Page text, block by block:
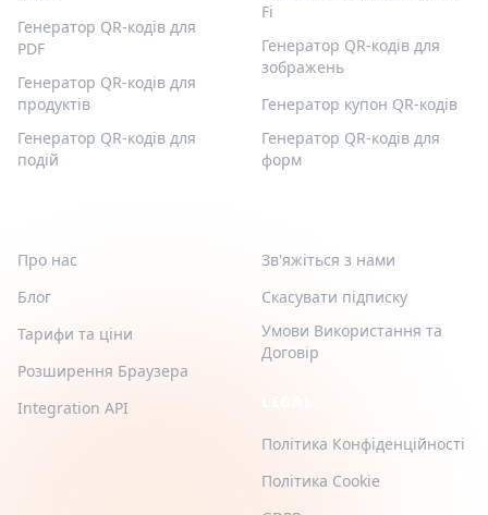
Генератор QR-кодів для
PDF
Генератор QR-кодів для
продуктів
Генератор QR-кодів для
подій
Fi
Генератор QR-кодів для
зображень
Генератор купон QR-кодів
Генератор QR-кодів для
форм
Про нас
Блог
Тарифи та ціни
Розширення Браузера
Integration API
Зв'яжіться з нами
Скасувати підписку
Умови Використання та
Договір
Політика Конфіденційності
Політика Cookie